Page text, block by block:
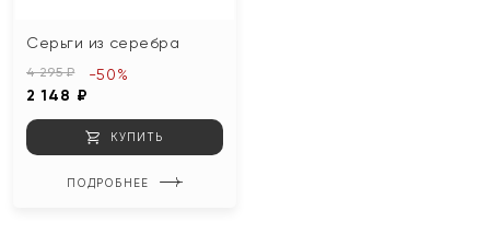
Серьги из серебра
4 295 ₽
2 148 ₽
-50%
КУПИТЬ
ПОДРОБНЕЕ